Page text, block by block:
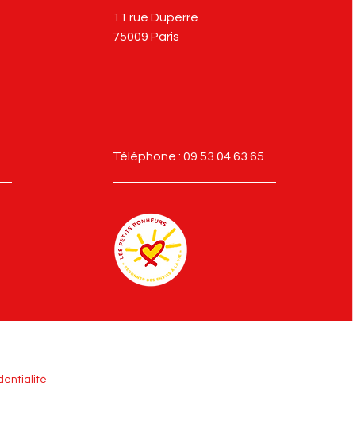
11 rue Duperré
75009 Paris
Téléphone : 09 53 04 63 65